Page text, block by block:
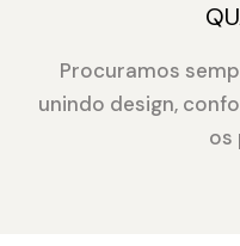
Procuramos
unindo design,
os